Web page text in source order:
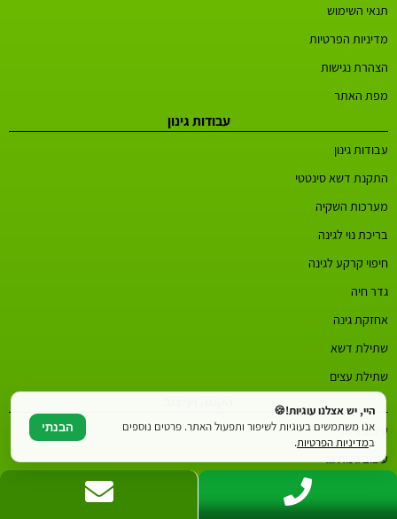
תנאי השימוש
מדיניות הפרטיות
הצהרת נגישות
מפת האתר
עבודות גינון
עבודות גינון
התקנת דשא סינטטי
מערכות השקיה
בריכת נוי לגינה
חיפוי קרקע לגינה
גדר חיה
אחזקת גינה
שתילת דשא
שתילת עצים
עיצוב גינה
עיצוב גינות גג
תכנון גינה
היי, יש אצלנו עוגיות!🍪
אנו משתמשים בעוגיות לשיפור ותפעול האתר. פרטים נוספים
במדיניות הפרטיות.
הבנתי